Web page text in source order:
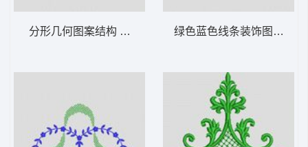
分形几何图案结构 植物花型 绿色蓝色线条装饰图案 植